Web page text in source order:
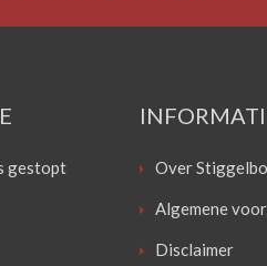
gestopt Over
Algemene
Disclaimer